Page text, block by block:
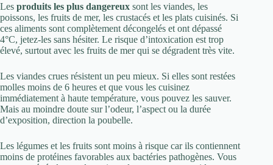
Les produits les plus dangereux sont les viandes, les
poissons, les fruits de mer, les crustacés et les plats cuisinés. Si
ces aliments sont complètement décongelés et ont dépassé
4°C, jetez-les sans hésiter. Le risque d’intoxication est trop
élevé, surtout avec les fruits de mer qui se dégradent très vite.
Les viandes crues résistent un peu mieux. Si elles sont restées
molles moins de 6 heures et que vous les cuisinez
immédiatement à haute température, vous pouvez les sauver.
Mais au moindre doute sur l’odeur, l’aspect ou la durée
d’exposition, direction la poubelle.
Les légumes et les fruits sont moins à risque car ils contiennent
moins de protéines favorables aux bactéries pathogènes. Vous